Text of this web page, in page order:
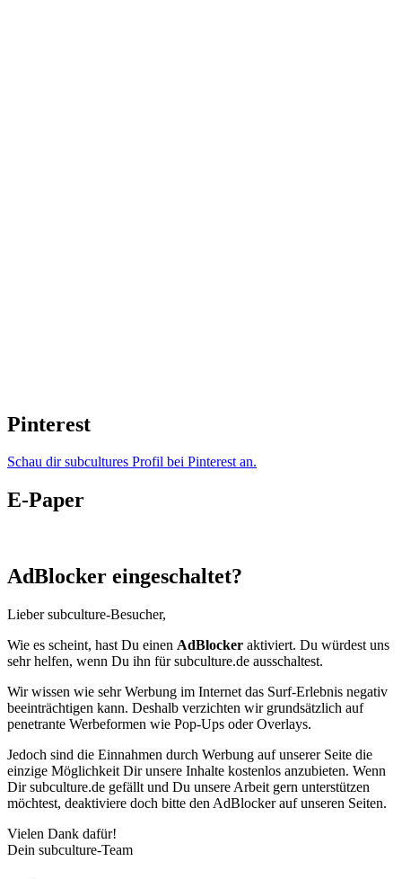
Pinterest
Schau dir subcultures Profil bei Pinterest an.
E-Paper
AdBlocker eingeschaltet?
Lieber subculture-Besucher,
Wie es scheint, hast Du einen AdBlocker aktiviert. Du würdest uns
sehr helfen, wenn Du ihn für subculture.de ausschaltest.
Wir wissen wie sehr Werbung im Internet das Surf-Erlebnis negativ
beeinträchtigen kann. Deshalb verzichten wir grundsätzlich auf
penetrante Werbeformen wie Pop-Ups oder Overlays.
Jedoch sind die Einnahmen durch Werbung auf unserer Seite die
einzige Möglichkeit Dir unsere Inhalte kostenlos anzubieten. Wenn
Dir subculture.de gefällt und Du unsere Arbeit gern unterstützen
möchtest, deaktiviere doch bitte den AdBlocker auf unseren Seiten.
Vielen Dank dafür!
Dein subculture-Team